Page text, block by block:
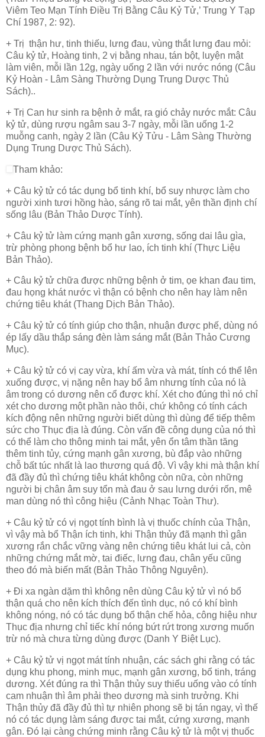
Viêm Teo Mạn Tính Điều Trị Bằng Câu Kỷ Tử,’ Trung Y Tạp
Chí 1987, 2: 92).
+ Trị thận hư, tinh thiếu, lưng đau, vùng thắt lưng đau mỏi:
Câu kỷ tử, Hoàng tinh, 2 vị bằng nhau, tán bột, luyện mật
làm viên, mỗi lần 12g, ngày uống 2 lần với nước nóng (Câu
Kỷ Hoàn - Lâm Sàng Thường Dụng Trung Dược Thủ
Sách)..
+ Trị Can hư sinh ra bệnh ở mắt, ra gió chảy nước mắt: Câu
kỷ tử, dùng rượu ngâm sau 3-7 ngày, mỗi lần uống 1-2
muỗng canh, ngày 2 lần (Câu Kỷ Tửu - Lâm Sàng Thường
Dụng Trung Dược Thủ Sách).
Tham khảo:
+ Câu kỷ tử có tác dụng bổ tinh khí, bổ suy nhược làm cho
người xinh tươi hồng hào, sáng rõ tai mắt, yên thần định chí
sống lâu (Bản Thảo Dược Tính).
+ Câu kỷ tử làm cứng mạnh gân xương, sống dai lâu gìa,
trừ phòng phong bệnh bổ hư lao, ích tinh khí (Thực Liệu
Bản Thảo).
+ Câu kỷ tử chữa được những bệnh ở tim, ọe khan đau tim,
đau họng khát nước vì thận có bệnh cho nên hay làm nên
chứng tiêu khát (Thang Dịch Bản Thảo).
+ Câu kỷ tử có tính giúp cho thận, nhuận được phế, dùng nó
ép lấy dầu thắp sáng đèn làm sáng mắt (Bản Thảo Cương
Mục).
+ Câu kỷ tử có vị cay vừa, khí ấm vừa và mát, tính có thể lên
xuống được, vị nặng nên hay bổ âm nhưng tính của nó là
âm trong có dương nên cổ được khí. Xét cho đúng thì nó chỉ
xét cho dương một phần nào thôi, chứ không có tính cách
kích động nên những người biết dùng thì dùng để tiếp thêm
sức cho Thục địa là đúng. Còn vấn đề công dụng của nó thì
có thể làm cho thông minh tai mắt, yên ổn tâm thần tăng
thêm tinh tủy, cứng mạnh gân xương, bù đắp vào những
chỗ bất túc nhất là lao thương quá độ. Vì vậy khi mà thận khí
đã đầy đủ thì chứng tiêu khát không còn nữa, còn những
người bị chân âm suy tổn mà đau ở sau lưng dưới rốn, mê
man dùng nó thì công hiệu (Cảnh Nhạc Toàn Thư).
+ Câu kỷ tử có vị ngọt tính bình là vị thuốc chính của Thận,
vì vậy mà bổ Thận ích tinh, khi Thận thủy đã mạnh thì gân
xương rắn chắc vững vàng nên chứng tiêu khát lui cả, còn
những chứng mắt mờ, tai điếc, lưng đau, chân yếu cũng
theo đó mà biến mất (Bản Thảo Thông Nguyên).
+ Đi xa ngàn dặm thì không nên dùng Câu kỷ tử vì nó bổ
thận quá cho nên kích thích đến tình dục, nó có khí bình
không nóng, nó có tác dụng bổ thận chế hỏa, công hiệu như
Thục địa nhưng chỉ tiếc khí nóng bứt rứt trong xương muốn
trừ nó mà chưa từng dùng được (Danh Y Biệt Lục).
+ Câu kỷ tử vị ngọt mát tính nhuận, các sách ghi rằng có tác
dụng khu phong, minh mục, mạnh gân xương, bổ tinh, tráng
dương. Xét đúng ra thì Thận thủy suy thiếu uống vào có tính
cam nhuận thì âm phải theo dương mà sinh trưởng. Khi
Thận thủy đã đầy đủ thì tự nhiên phong sẽ bị tán ngay, vì thế
nó có tác dụng làm sáng được tai mắt, cứng xương, mạnh
gân. Đó lại càng chứng minh rằng Câu kỷ tử là một vị thuốc